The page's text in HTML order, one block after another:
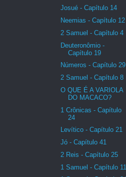
Josué - Capítulo 14
Neemias - Capítulo 12
2 Samuel - Capítulo 4
Deuteronômio -
Capítulo 19
Números - Capítulo 29
2 Samuel - Capítulo 8
O QUE É A VARIOLA
DO MACACO?
1 Crônicas - Capítulo
24
Levítico - Capítulo 21
Jó - Capítulo 41
2 Reis - Capítulo 25
1 Samuel - Capítulo 11